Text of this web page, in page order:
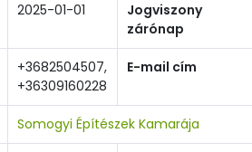
2025-01-01
Jogviszony
zárónap
+3682504507,
+36309160228
E-mail cím
Somogyi Építészek Kamarája